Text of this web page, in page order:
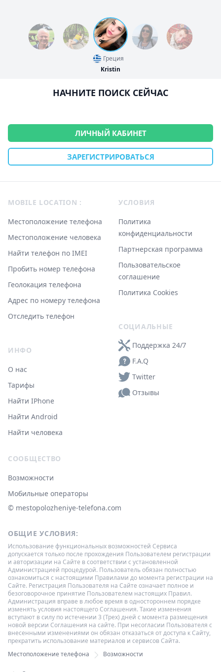
Греция
Kristin
НАЧНИТЕ ПОИСК СЕЙЧАС
ЛИЧНЫЙ КАБИНЕТ
ЗАРЕГИСТРИРОВАТЬСЯ
MOBILE LOCATION :
Местоположение телефона
Местоположение человека
Найти телефон по IMEI
Пробить номер телефона
Геолокация телефона
Адрес по номеру телефона
Отследить телефон
ИНФО
О нас
Тарифы
Найти IPhone
Найти Android
Найти человека
УСЛОВИЯ
Политика
конфиденциальности
Партнерская программа
Пользовательское
соглашение
Политика Cookies
СОЦИАЛЬНЫЕ
Поддержка 24/7
F.A.Q
Twitter
Отзывы
СООБЩЕСТВО
Возможности
Мобильные операторы
© ‌mestopolozheniye-telefona.com
ОБЩИЕ УСЛОВИЯ:
Использование функциональных возможностей Сервиса
допускается только после прохождения Пользователем регистрации
и авторизации на Сайте в соответствии с установленной
Администрацией процедурой. Пользователь обязан полностью
ознакомиться с настоящими Правилами до момента регистрации на
Сайте. Регистрация Пользователя на Сайте означает полное и
безоговорочное принятие Пользователем настоящих Правил.
Администрация вправе в любое время в одностороннем порядке
изменять условия настоящего Соглашения. Такие изменения
вступают в силу по истечении 3 (Трех) дней с момента размещения
новой версии Соглашения на сайте. При несогласии Пользователя с
внесенными изменениями он обязан отказаться от доступа к Сайту,
прекратить использование материалов и сервисов Сайта.
Местоположение телефона
Возможности